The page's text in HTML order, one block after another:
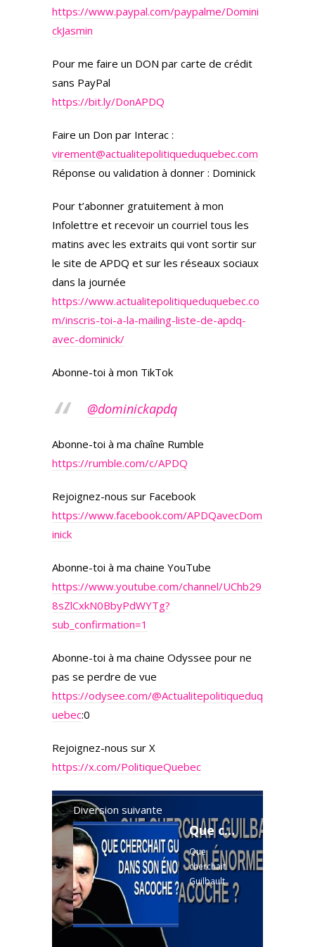
https://www.paypal.com/paypalme/Domini
ckJasmin
Pour me faire un DON par carte de crédit
sans PayPal
https://bit.ly/DonAPDQ
Faire un Don par Interac :
virement@actualitepolitiqueduquebec.com
Réponse ou validation à donner : Dominick
Pour t’abonner gratuitement à mon
Infolettre et recevoir un courriel tous les
matins avec les extraits qui vont sortir sur
le site de APDQ et sur les réseaux sociaux
dans la journée
https://www.actualitepolitiqueduquebec.co
m/inscris-toi-a-la-mailing-liste-de-apdq-
avec-dominick/
Abonne-toi à mon TikTok
@dominickapdq
Abonne-toi à ma chaîne Rumble
https://rumble.com/c/APDQ
Rejoignez-nous sur Facebook
https://www.facebook.com/APDQavecDom
inick
Abonne-toi à ma chaine YouTube
https://www.youtube.com/channel/UChb29
8sZlCxkN0BbyPdWYTg?
sub_confirmation=1
Abonne-toi à ma chaine Odyssee pour ne
pas se perdre de vue
https://odysee.com/@Actualitepolitiqueduq
uebec:0
Rejoignez-nous sur X
https://x.com/PolitiqueQuebec
Diversion suivante
Que cherchait Guilbault dans son énorme sacoche ?
Que
cherchait
Guilbault
dans son